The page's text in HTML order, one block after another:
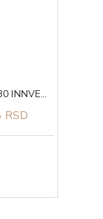
Serapinn caps 30 INNVENTA
RSD